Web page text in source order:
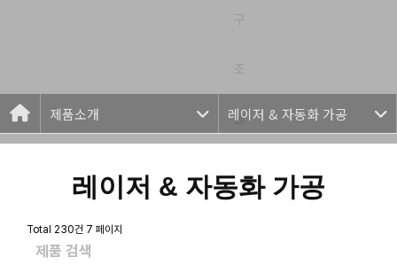
구
조
물
제품소개 레이저 & 자동화 가공
레이저 & 자동화 가공
Total 230건 7 페이지
제품 검색